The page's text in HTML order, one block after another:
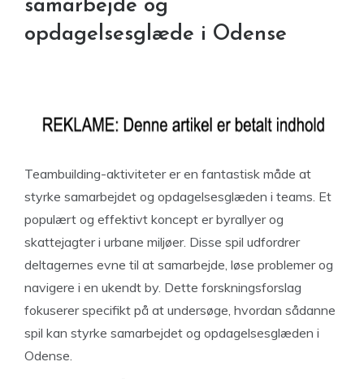
samarbejde og
opdagelsesglæde i Odense
Teambuilding-aktiviteter er en fantastisk måde at
styrke samarbejdet og opdagelsesglæden i teams. Et
populært og effektivt koncept er byrallyer og
skattejagter i urbane miljøer. Disse spil udfordrer
deltagernes evne til at samarbejde, løse problemer og
navigere i en ukendt by. Dette forskningsforslag
fokuserer specifikt på at undersøge, hvordan sådanne
spil kan styrke samarbejdet og opdagelsesglæden i
Odense.